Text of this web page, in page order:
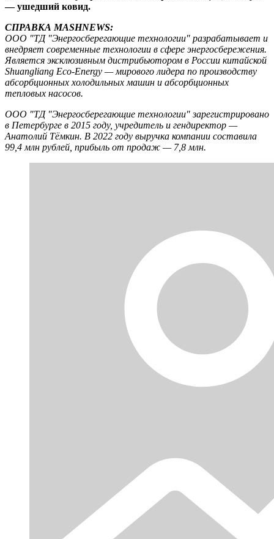
— ушедший ковид.
СПРАВКА MASHNEWS:
ООО "ТД "Энергосберегающие технологии" разрабатывает и
внедряет современные технологии в сфере энергосбережения.
Является эксклюзивным дистрибьютором в России китайской
Shuangliang Eco-Energy — мирового лидера по производству
абсорбционных холодильных машин и абсорбционных
тепловых насосов.
ООО "ТД "Энергосберегающие технологии" зарегистрировано
в Петербурге в 2015 году, учредитель и гендиректор —
Анатолий Тёмкин. В 2022 году выручка компании составила
99,4 млн рублей, прибыль от продаж — 7,8 млн.